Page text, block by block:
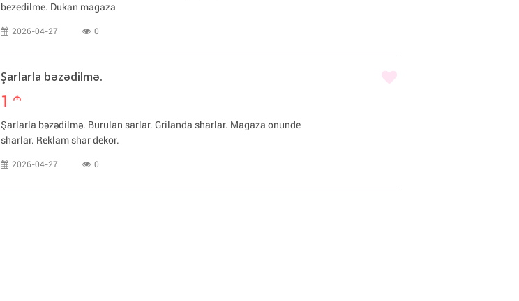
bezedilme. Dukan magaza
2026-04-27 0
Şarlarla bəzədilmə.
1 m
Şarlarla bəzədilmə. Burulan sarlar. Grilanda sharlar. Magaza onunde
sharlar. Reklam shar dekor.
2026-04-27 0